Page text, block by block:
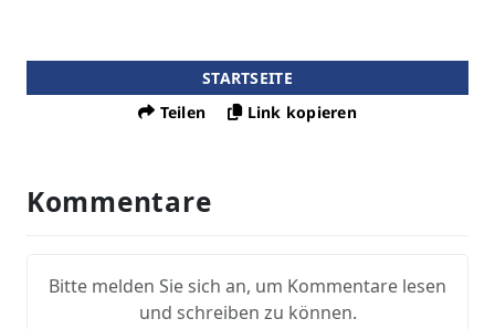
STARTSEITE
Teilen
Link kopieren
Kommentare
Bitte melden Sie sich an, um Kommentare lesen
und schreiben zu können.